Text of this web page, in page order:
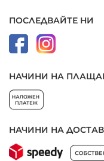
ПОСЛЕДВАЙТЕ НИ
НАЧИНИ НА
НАЧИНИ НА